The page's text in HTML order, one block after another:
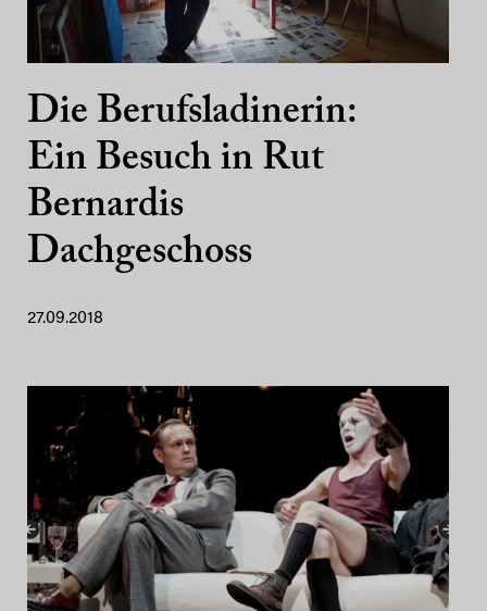
Die Berufsladinerin:
Ein Besuch in Rut
Bernardis
Dachgeschoss
27.09.2018